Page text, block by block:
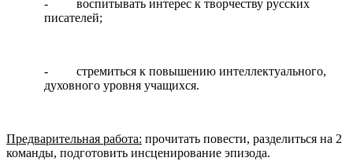
- воспитывать интерес к творчеству русских
писателей;
- стремиться к повышению интеллектуального,
духовного уровня учащихся.
Предварительная работа: прочитать повести, разделиться на 2
команды, подготовить инсценирование эпизода.